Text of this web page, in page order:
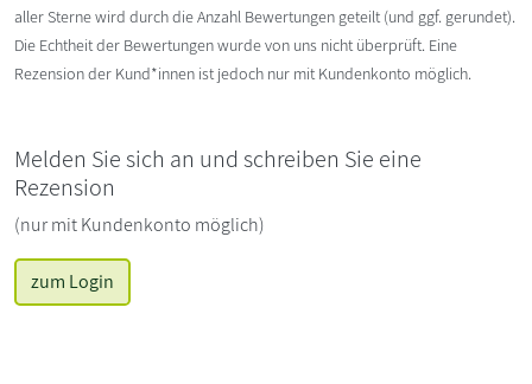
aller Sterne wird durch die Anzahl Bewertungen geteilt (und ggf. gerundet).
Die Echtheit der Bewertungen wurde von uns nicht überprüft. Eine
Rezension der Kund*innen ist jedoch nur mit Kundenkonto möglich.
Melden Sie sich an und schreiben Sie eine
Rezension
(nur mit Kundenkonto möglich)
zum Login